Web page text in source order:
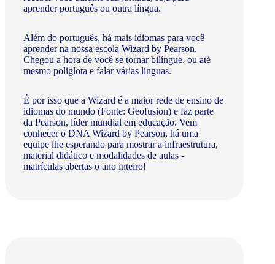
aprender português ou outra língua.
Além do português, há mais idiomas para você
aprender na nossa escola Wizard by Pearson.
Chegou a hora de você se tornar bilíngue, ou até
mesmo poliglota e falar várias línguas.
É por isso que a Wizard é a maior rede de ensino de
idiomas do mundo (Fonte: Geofusion) e faz parte
da Pearson, líder mundial em educação. Vem
conhecer o DNA Wizard by Pearson, há uma
equipe lhe esperando para mostrar a infraestrutura,
material didático e modalidades de aulas -
matrículas abertas o ano inteiro!